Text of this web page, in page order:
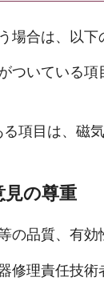
場合は、以下
ついている項
項目は、磁
見の尊重
の品質、有
修理責任技